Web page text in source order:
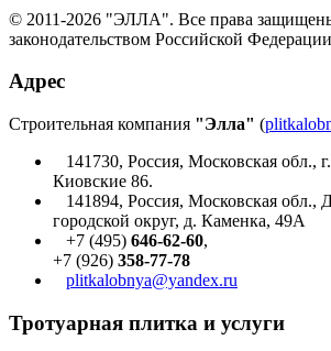
© 2011-2026 "ЭЛЛА". Все права
законодательством Российской
Адрес
Строительная компания "Элла" (
141730, Россия, Московская обл., г.
Киовские 86.
141894, Россия, Московская обл.,
городской округ, д. Каменка, 49А
+7 (495) 646-62-60,
+7 (926) 358-77-78
plitkalobnya@yandex.ru
Тротуарная плитка и услуги